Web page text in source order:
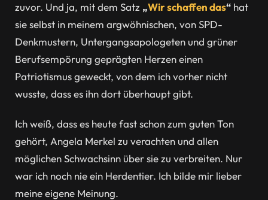
zuvor. Und ja, mit dem Satz „Wir schaffen das“ hat
sie selbst in meinem argwöhnischen, von SPD-
Denkmustern, Untergangsapologeten und grüner
Berufsempörung geprägten Herzen einen
Patriotismus geweckt, von dem ich vorher nicht
wusste, dass es ihn dort überhaupt gibt.
Ich weiß, dass es heute fast schon zum guten Ton
gehört, Angela Merkel zu verachten und allen
möglichen Schwachsinn über sie zu verbreiten. Nur
war ich noch nie ein Herdentier. Ich bilde mir lieber
meine eigene Meinung.